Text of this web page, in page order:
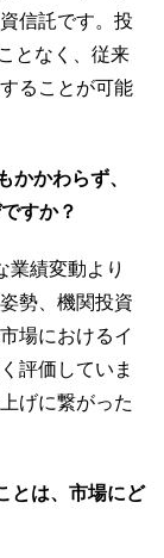
信託です。投
となく、従来
ることが可能
かわらず、
すか？
業績変動より
勢、機関投資
場におけるイ
評価していま
げに繋がった
とは、市場にど